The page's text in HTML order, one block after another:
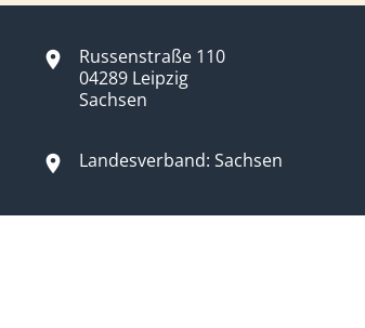
Russenstraße 110
04289 Leipzig
Sachsen
Landesverband: Sachsen